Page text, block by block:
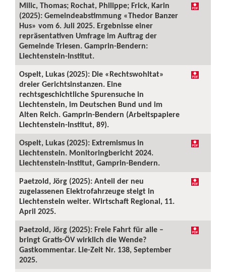
Milic, Thomas; Rochat, Philippe; Frick, Karin
(2025): Gemeindeabstimmung «Thedor Banzer
Hus» vom 6. Juli 2025. Ergebnisse einer
repräsentativen Umfrage im Auftrag der
Gemeinde Triesen. Gamprin-Bendern:
Liechtenstein-Institut.
Ospelt, Lukas (2025): Die «Rechtswohltat»
dreier Gerichtsinstanzen. Eine
rechtsgeschichtliche Spurensuche in
Liechtenstein, im Deutschen Bund und im
Alten Reich. Gamprin-Bendern (Arbeitspapiere
Liechtenstein-Institut, 89).
Ospelt, Lukas (2025): Extremismus in
Liechtenstein. Monitoringbericht 2024.
Liechtenstein-Institut, Gamprin-Bendern.
Paetzold, Jörg (2025): Anteil der neu
zugelassenen Elektrofahrzeuge steigt in
Liechtenstein weiter. Wirtschaft Regional, 11.
April 2025.
Paetzold, Jörg (2025): Freie Fahrt für alle –
bringt Gratis-ÖV wirklich die Wende?
Gastkommentar. Lie-Zeit Nr. 138, September
2025.